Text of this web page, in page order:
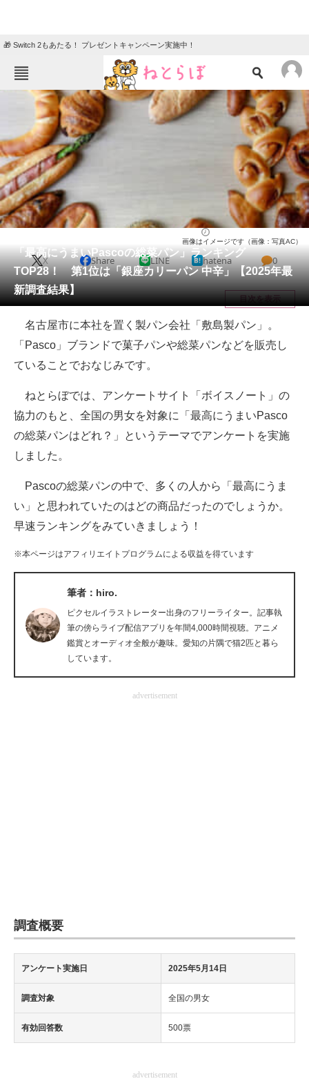
🎁 Switch 2もあたる！ プレゼントキャンペーン実施中！
ねとらぼメニュー
ニュース
エンタメ
グルメ
住まい
動物 リサーチ
会員記事
メディア
注目記事を集めた総合ページ
ITの今と未来を見通す
スマホと通信の最新トレンド
進化するPCとデバイスの未来
好きが集まる 比べて選べる
ビジネスと働き方のヒント
AI活用のいまが分かる
マーケ×ITの今がよく分かる
ITエンジニア向け専門サイト
企業向けIT製品の総合サイト
IT製品の技術・比較・事例
製造業のIT導入・活用を支援
「最高にうまいPascoの総菜パン」ランキング
TOP28！ 第1位は「銀座カリーパン 中辛」【2025年最
新調査結果】
画像はイメージです（画像：写真AC）
X Share LINE hatena 0
目次を表示
名古屋市に本社を置く製パン会社「敷島製パン」。
「Pasco」ブランドで菓子パンや総菜パンなどを販売し
ていることでおなじみです。
ねとらぼでは、アンケートサイト「ボイスノート」の
協力のもと、全国の男女を対象に「最高にうまいPasco
の総菜パンはどれ？」というテーマでアンケートを実施
しました。
Pascoの総菜パンの中で、多くの人から「最高にうま
い」と思われていたのはどの商品だったのでしょうか。
早速ランキングをみていきましょう！
※本ページはアフィリエイトプログラムによる収益を得ています
筆者：hiro.
ピクセルイラストレーター出身のフリーライター。記事執
筆の傍らライブ配信アプリを年間4,000時間視聴。アニメ
鑑賞とオーディオ全般が趣味。愛知の片隅で猫2匹と暮ら
しています。
advertisement
調査概要
アンケート実施日 2025年5月14日
調査対象 全国の男女
有効回答数 500票
advertisement